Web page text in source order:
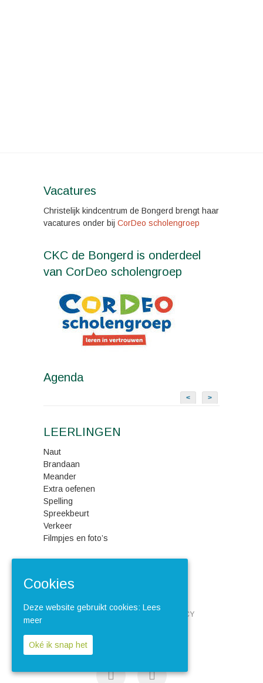
Vacatures
Christelijk kindcentrum de Bongerd brengt haar
vacatures onder bij CorDeo scholengroep
CKC de Bongerd is onderdeel
van CorDeo scholengroep
Agenda
< >
LEERLINGEN
Naut
Brandaan
Meander
Extra oefenen
Spelling
Spreekbeurt
Verkeer
Filmpjes en foto’s
HOME
PRIVACY
F I
Cookies
Deze website gebruikt cookies: Lees
meer
Oké ik snap het